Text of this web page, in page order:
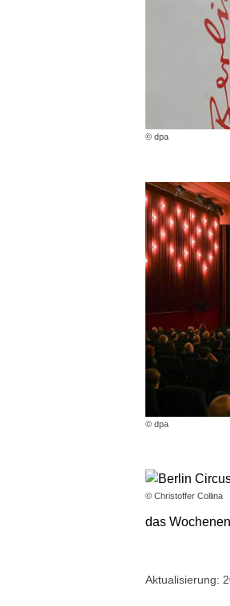
© dpa
© dpa
© Christoffer Collina
das
Aktualisierung: